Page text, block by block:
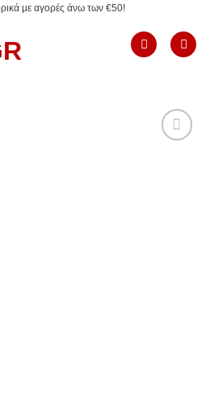
με αγορές άνω των €50!